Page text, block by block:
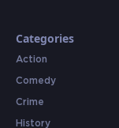
Categories
Action
Comedy
Crime
History